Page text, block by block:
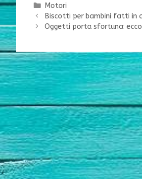
Categorie
Motori
Biscotti per bambini fatti in
Oggetti porta sfortuna: